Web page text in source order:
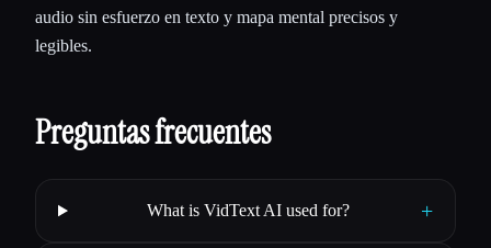
audio sin esfuerzo en texto y mapa mental precisos y
legibles.
Preguntas frecuentes
What is VidText AI used for? +